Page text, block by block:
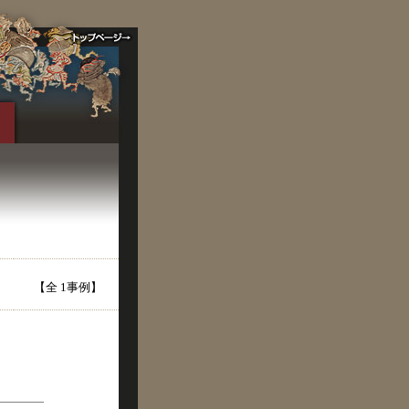
【全 1事例】